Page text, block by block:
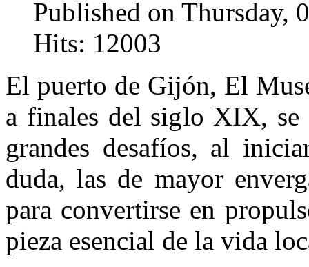
Published on Thursday,
Hits: 12003
El puerto de Gijón, El
a finales del siglo XIX, se
grandes desafíos, al
duda, las de mayor
para convertirse en
pieza esencial de la vida